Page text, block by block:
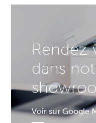
dans
Voir sur Google